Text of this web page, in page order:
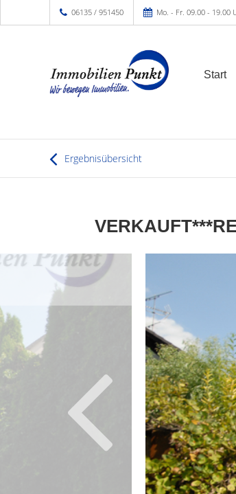
06135 / 951450 Mo. - Fr. 09.00 - 19.00
Start
Ergebnisübersicht